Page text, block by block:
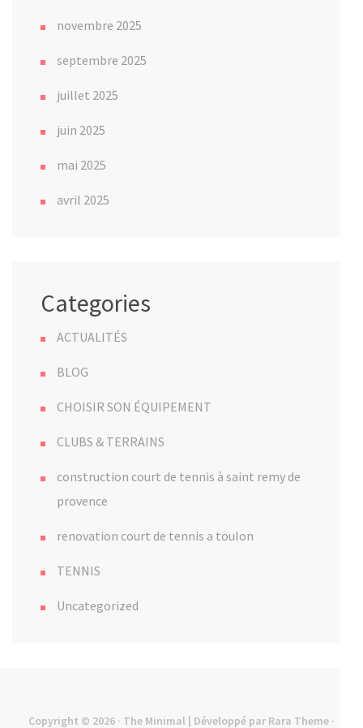
novembre 2025
septembre 2025
juillet 2025
juin 2025
mai 2025
avril 2025
Categories
ACTUALITÉS
BLOG
CHOISIR SON ÉQUIPEMENT
CLUBS & TERRAINS
construction court de tennis à saint remy de
provence
renovation court de tennis a toulon
TENNIS
Uncategorized
Copyright © 2026 · The Minimal | Développé par Rara Theme ·